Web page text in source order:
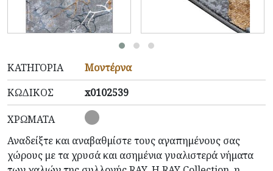
ΚΑΤΗΓΟΡΊΑ
Μοντέρνα
ΚΩΔΙΚΌΣ
x0102539
ΧΡΏΜΑΤΑ
Αναδείξτε και αναβαθμίστε τους αγαπημένους σας
χώρους με τα χρυσά και ασημένια γυαλιστερά νήματα